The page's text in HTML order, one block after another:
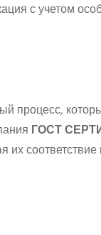
с учетом
ГОСТ
их